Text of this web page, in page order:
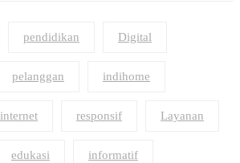
pendidikan Digital
pelanggan indihome
internet responsif Layanan
edukasi informatif